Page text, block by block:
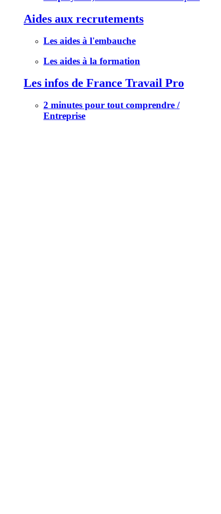
Aides aux recrutements
Les aides à l'embauche
Les aides à la formation
Les infos de France Travail Pro
2 minutes pour tout comprendre /
Entreprise